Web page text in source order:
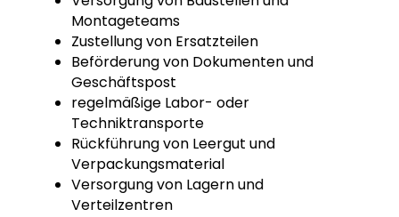
Montageteams
Zustellung von Ersatzteilen
Beförderung von Dokumenten und
Geschäftspost
regelmäßige Labor- oder
Techniktransporte
Rückführung von Leergut und
Verpackungsmaterial
Versorgung von Lagern und
Verteilzentren